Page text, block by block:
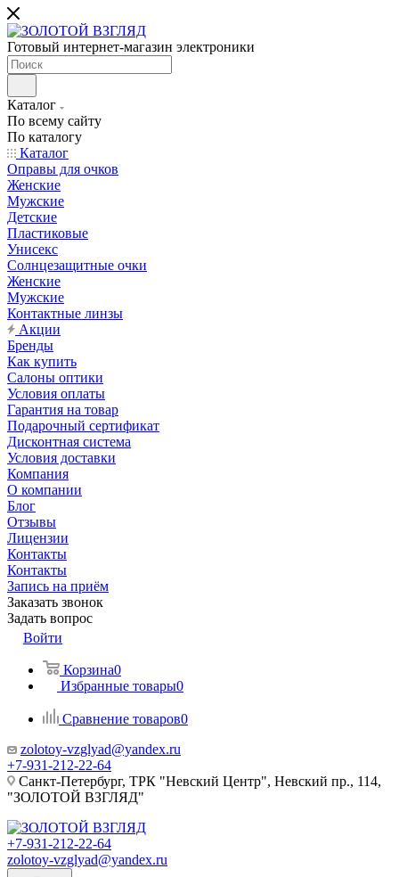
Готовый интернет-магазин электроники
Каталог
По всему сайту
По каталогу
Каталог
Оправы для очков
Женские
Мужские
Детские
Пластиковые
Унисекс
Солнцезащитные очки
Женские
Мужские
Контактные линзы
Акции
Бренды
Как купить
Салоны оптики
Условия оплаты
Гарантия на товар
Подарочный сертификат
Дисконтная система
Условия доставки
Компания
О компании
Блог
Отзывы
Лицензии
Контакты
Контакты
Запись на приём
Заказать звонок
Задать вопрос
Войти
Корзина0
Избранные товары0
Сравнение товаров0
zolotoy-vzglyad@yandex.ru
+7-931-212-22-64
Санкт-Петербург, ТРК "Невский Центр", Невский пр., 114,
"ЗОЛОТОЙ ВЗГЛЯД"
+7-931-212-22-64
zolotoy-vzglyad@yandex.ru